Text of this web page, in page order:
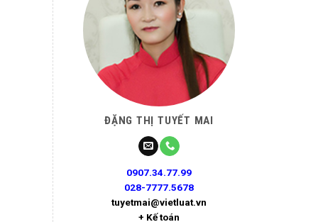
ĐẶNG THỊ TUYẾT MAI
0907.34.77.99
028-7777.5678
tuyetmai@vietluat.vn
+ Kế toán